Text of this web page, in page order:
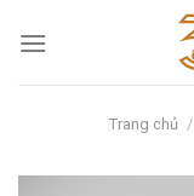
Trang chủ /